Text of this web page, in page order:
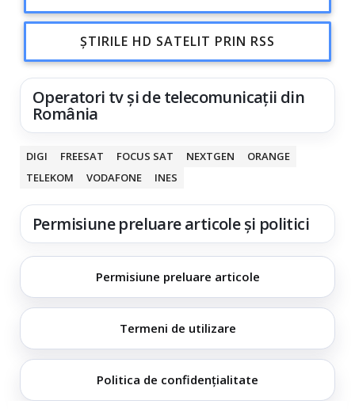
ȘTIRILE HD SATELIT PRIN RSS
Operatori tv și de telecomunicații din
România
DIGI FREESAT FOCUS SAT NEXTGEN
ORANGE
TELEKOM
VODAFONE INES
Permisiune preluare articole și politici
Permisiune preluare articole
Termeni de utilizare
Politica de confidențialitate